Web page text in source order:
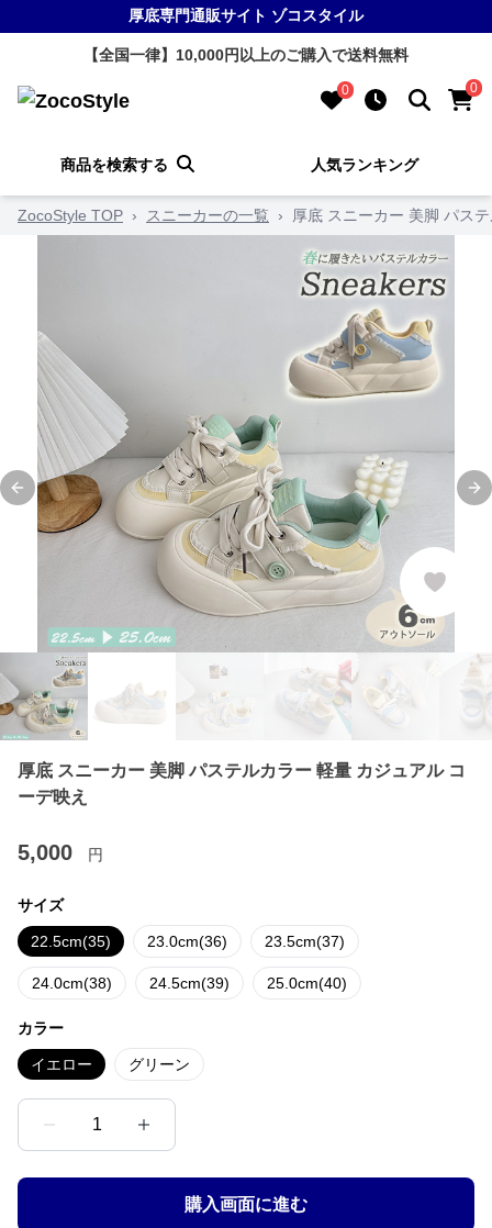
厚底専門通販サイト ゾコスタイル
【全国一律】10,000円以上のご購入で送料無料
0 0
商品を検索する 人気ランキング
ZocoStyle TOP › スニーカーの一覧 › 厚底 スニーカー 美脚 パス
Previous slide
厚底 スニーカー 美脚 パステルカラー 軽量 カジュアル コ
ーデ映え
5,000 円
サイズ
22.5cm(35) 23.0cm(36) 23.5cm(37)
24.0cm(38) 24.5cm(39) 25.0cm(40)
カラー
イエロー グリーン
1
購入画面に進む